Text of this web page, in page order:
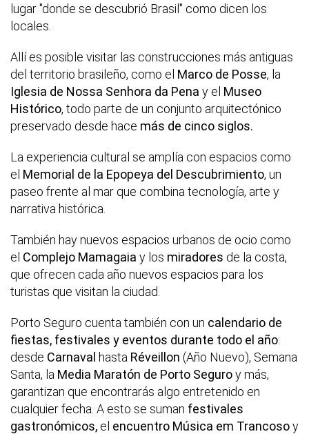
lugar "donde se descubrió Brasil" como dicen los
locales.
Allí es posible visitar las construcciones más antiguas
del territorio brasileño, como el Marco de Posse, la
Iglesia de Nossa Senhora da Pena y el Museo
Histórico, todo parte de un conjunto arquitectónico
preservado desde hace más de cinco siglos.
La experiencia cultural se amplía con espacios como
el Memorial de la Epopeya del Descubrimiento, un
paseo frente al mar que combina tecnología, arte y
narrativa histórica.
También hay nuevos espacios urbanos de ocio como
el Complejo Mamagaia y los miradores de la costa,
que ofrecen cada año nuevos espacios para los
turistas que visitan la ciudad.
Porto Seguro cuenta también con un calendario de
fiestas, festivales y eventos durante todo el año:
desde Carnaval hasta Réveillon (Año Nuevo), Semana
Santa, la Media Maratón de Porto Seguroy más,
garantizan que encontrarás algo entretenido en
cualquier fecha. A esto se suman festivales
gastronómicos, el encuentro Música em Trancosoy